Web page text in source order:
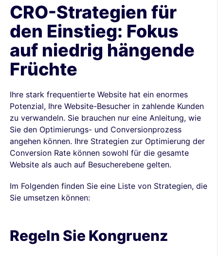
CRO-Strategien für
den Einstieg: Fokus
auf niedrig hängende
Früchte
Ihre stark frequentierte Website hat ein enormes
Potenzial, Ihre Website-Besucher in zahlende Kunden
zu verwandeln. Sie brauchen nur eine Anleitung, wie
Sie den Optimierungs- und Conversionprozess
angehen können. Ihre Strategien zur Optimierung der
Conversion Rate können sowohl für die gesamte
Website als auch auf Besucherebene gelten.
Im Folgenden finden Sie eine Liste von Strategien, die
Sie umsetzen können:
Regeln Sie Kongruenz